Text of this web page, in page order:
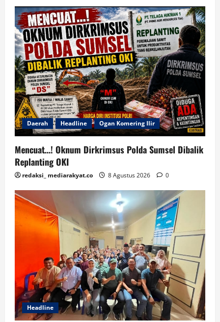
Daerah Headline Ogan Komering Ilir
Mencuat…! Oknum Dirkrimsus Polda Sumsel Dibalik
Replanting OKI
redaksi_ mediarakyat.co 8 Agustus 2026 0
Headline